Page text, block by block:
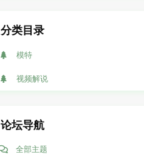
分类目录
模特
视频解说
论坛导航
全部主题